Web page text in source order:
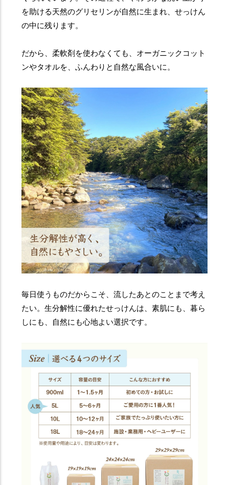
を助ける天然のグリセリンが自然に生まれ、せっけん
の中に残ります。
だから、柔軟剤を使わなくても、オーガニックコット
ンやタオルを、ふんわりと自然な風合いに。
毎日使うものだからこそ、流したあとのことまで考え
たい。生分解性に優れたせっけんは、素肌にも、暮ら
しにも、自然にも心地よい選択です。